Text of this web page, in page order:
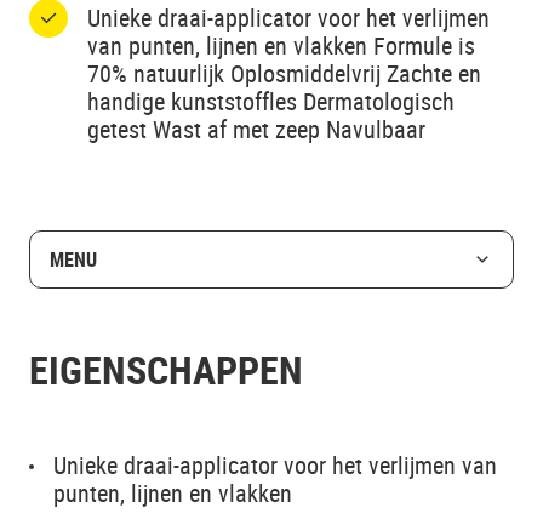
Unieke draai-applicator voor het verlijmen
van punten, lijnen en vlakken Formule is
70% natuurlijk Oplosmiddelvrij Zachte en
handige kunststoffles Dermatologisch
getest Wast af met zeep Navulbaar
MENU
EIGENSCHAPPEN
Unieke draai-applicator voor het verlijmen van
punten, lijnen en vlakken